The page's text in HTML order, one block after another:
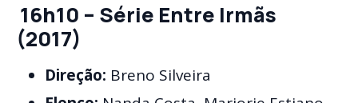
16h10 – Série Entre Irmãs
(2017)
Direção: Breno Silveira